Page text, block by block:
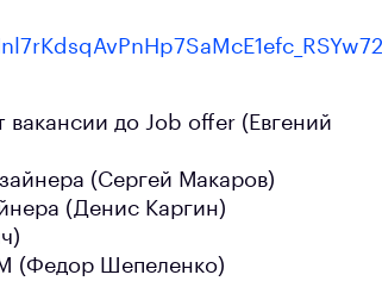
до Job offer (Евгений
(Сергей Макаров)
(Денис Каргин)
(Федор Шепеленко)